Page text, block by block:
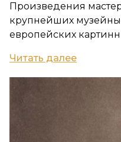
Произведения
крупнейших
европейских
Читать далее